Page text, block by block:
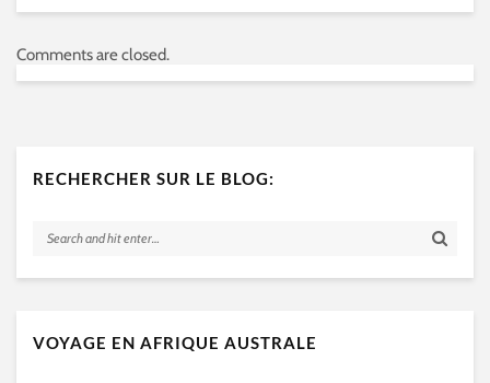
Comments are closed.
RECHERCHER SUR LE BLOG:
VOYAGE EN AFRIQUE AUSTRALE